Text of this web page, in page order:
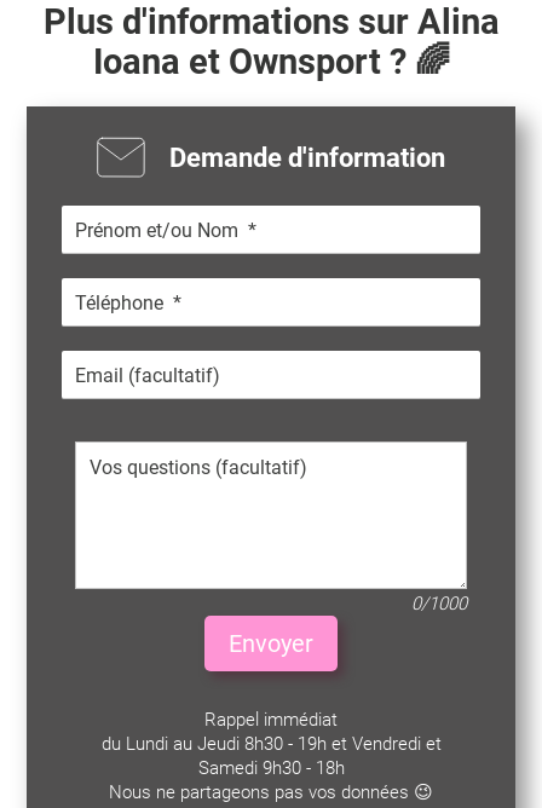
Plus d'informations sur Alina
Ioana et Ownsport ? 🌈
Demande d'information
0/1000
Envoyer
Rappel immédiat
du Lundi au Jeudi 8h30 - 19h et Vendredi et
Samedi 9h30 - 18h
Nous ne partageons pas vos données 😉